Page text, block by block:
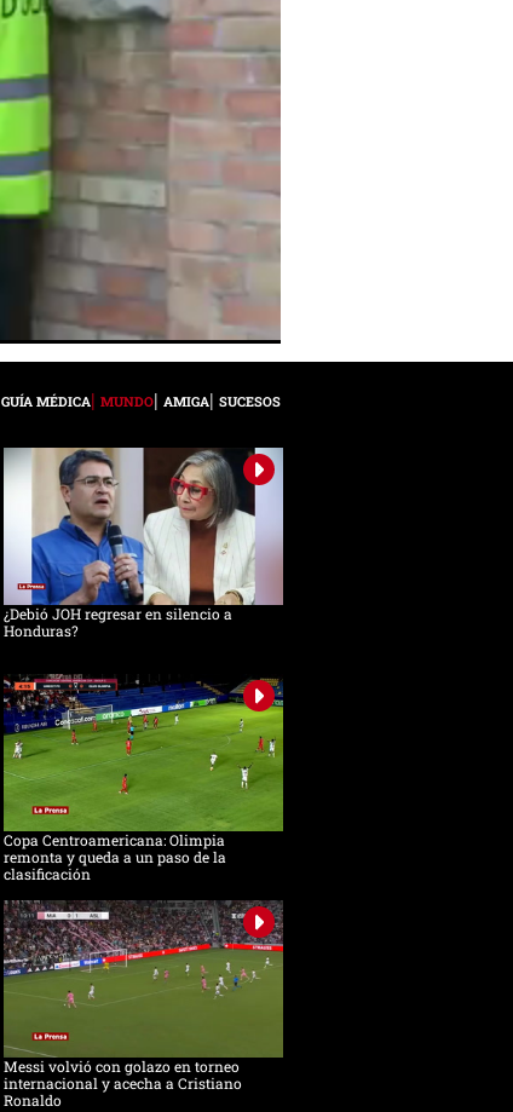
GUÍA MÉDICA MUNDO AMIGA SUCESOS
¿Debió JOH regresar en silencio a
Honduras?
Copa Centroamericana: Olimpia
remonta y queda a un paso de la
clasificación
Messi volvió con golazo en torneo
internacional y acecha a Cristiano
Ronaldo